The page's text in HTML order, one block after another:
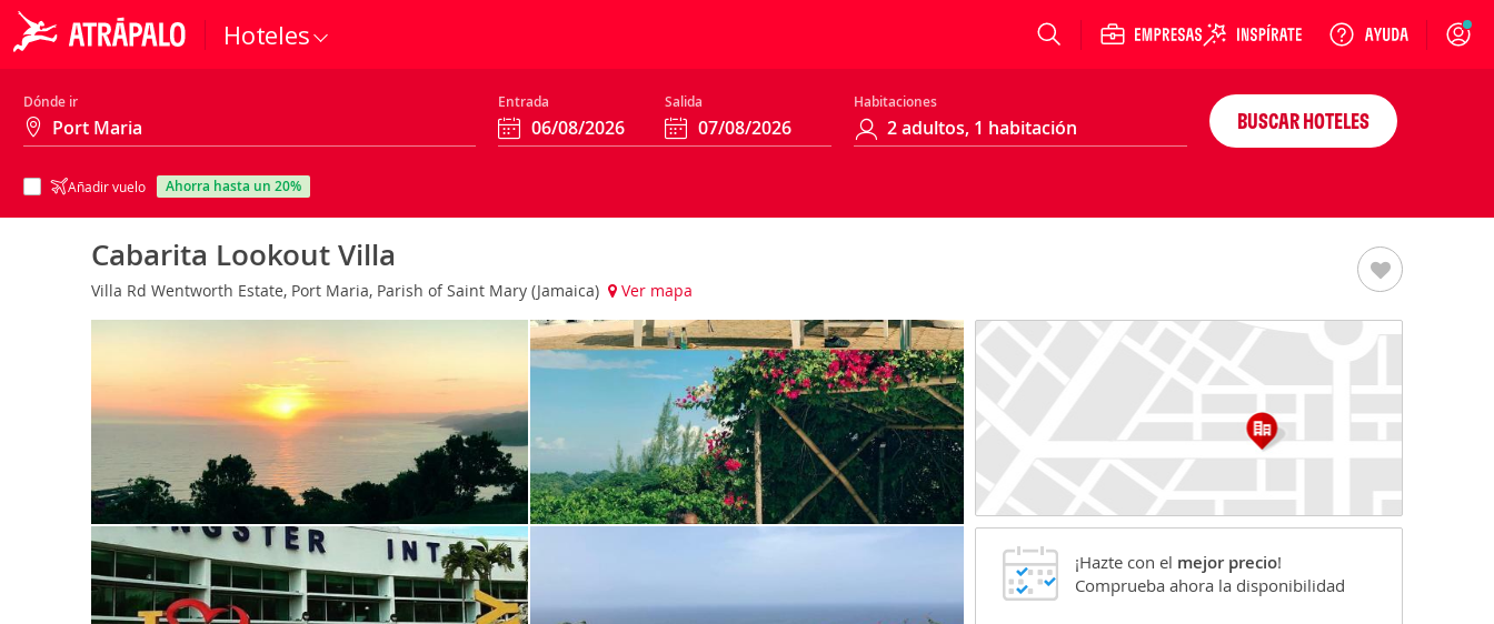
Hoteles Login
Dónde ir Entrada Salida Habitaciones
Añadir vuelo ahorra hasta un 20%
BUSCAR HOTELES
Cabarita Lookout Villa
Villa Rd Wentworth Estate, Port Maria, Parish of Saint Mary (Jamaica) Ver mapa
¡Hazte con el mejor precio!
Comprueba ahora la disponibilidad